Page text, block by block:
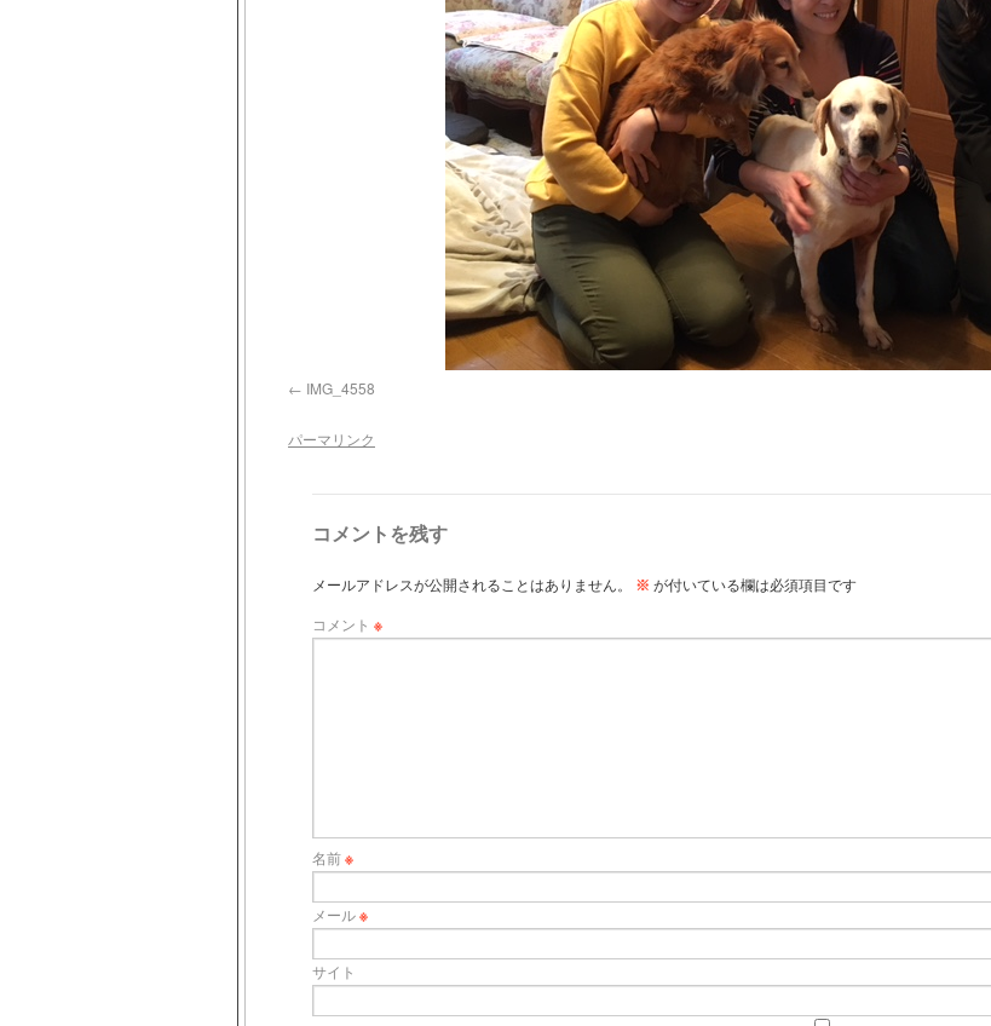
IMG_4558
パーマリンク
コメントを残す
メールアドレスが公開されることはありません。 ※ が付いている欄は必須項目です
コメント ※
名前※
メール※
サイト